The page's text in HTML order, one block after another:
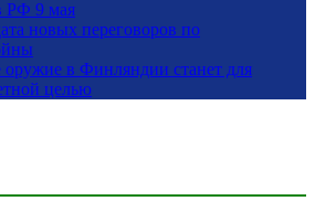
РФ 9 мая
новых переговоров по
оружие в Финляндии станет для
целью